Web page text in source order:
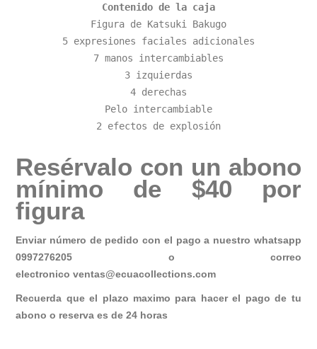
Contenido de la caja
Figura de Katsuki Bakugo
5 expresiones faciales adicionales
7 manos intercambiables
3 izquierdas
4 derechas
Pelo intercambiable
2 efectos de explosión
Resérvalo con un abono
mínimo de $40 por
figura
Enviar número de pedido con el pago a nuestro whatsapp
0997276205 o correo
electronicoventas@ecuacollections.com
Recuerda que el plazo maximo para hacer el pago de tu
abono o reserva es de 24 horas